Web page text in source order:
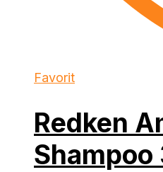
Favorit
Redken